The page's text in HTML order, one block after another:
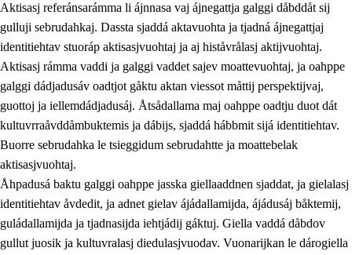
1.5 Vieledus luonnduj ja birásdiedulasjvuohta
1.6 Demokratijja ja oassálasstem
Aktisasj referánsarámma li ájnnasa vaj ájnegattja galggi dåbddåt sij
gulluji sebrudahkaj. Dassta sjaddá aktavuohta ja tjadná ájnegattjaj
identitiehtav stuoráp aktisasjvuohtaj ja aj histåvrålasj aktijvuohtaj.
Aktisasj rámma vaddi ja galggi vaddet sajev moattevuohtaj, ja oahppe
galggi dádjadusáv oadtjot gåktu aktan viessot måttij perspektijvaj,
guottoj ja iellemdádjadusáj. Åtsådallama maj oahppe oadtju duot dát
kultuvrraåvddåmbuktemis ja dábijs, sjaddá hábbmit sijá identitiehtav.
Buorre sebrudahka le tsieggidum sebrudahtte ja moattebelak
aktisasjvuohtaj.
Åhpadusá baktu galggi oahppe jasska giellaaddnen sjaddat, ja gielalasj
identitiehtav åvdedit, ja adnet gielav ájádallamijda, ájádusáj båktemij,
guládallamijda ja tjadnasijda iehtjádij gáktuj. Giella vaddá dåbdov
gullut juosik ja kultuvralasj diedulasjvuodav. Vuonarijkan le dárogiella